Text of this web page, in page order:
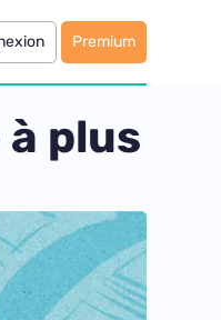
Premium
plus